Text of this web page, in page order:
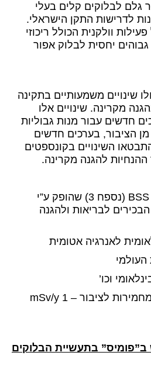
גלם לבלוקים קלים בעלי
לדרישות התקן הישראלי.
וולקנית הכולל ריכוזי
גבוהים יחסית לבלוק אפור
שינויים משמעותיים בתקינה
מקרינה. שינויים אלו
חדשים עבור מנות גבוליות
מן הציבור, בערכים חדשים
השינויים בקונספטים
להגנה מקרינה.
בהתאם למסמך 115 – BSS (נספח 3) שהופק ע”י
לבריאות ולהגנה
נקבעו הגבלות חשיפה מחמירות לציבור – 1 mSv/y
ב”פומיס” בתעשיית הבלוקים